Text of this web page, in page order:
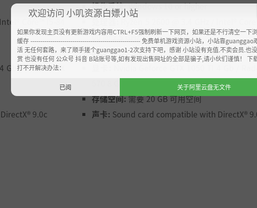
五名对手切磋，展现您精湛的驾驶能力。准备好孤注一掷，用您的赛
的对决。与其他赛车手正面交锋，展示您在公路上的速度与灵活操控。
会。
Core™ I5-84
Gb / Radeon RX
9.0с
操作系统:Windows 10 or higher
Ryzen 5 2600 @ 3.4 GHz / Intel®
00 @ 2.5 GHz
内存:8 GB RAM
Nvidia Geforce GTX 1050 TI 4 Gb /
存储空间:需要 20 GB 可用空间
声卡: Sound card compatible with DirectX®
欢迎访问 小叽资源白嫖小站
如果你发现主页没有更新游戏内容用CTRL+F5强制刷新一下网页，如果还是不行清空一下
缓存 ------------------------------------------------------- 免费单机游戏资源小站，小站靠guanggao
活 无任何套路，来了顺手搓个guanggao1-2次支持下吧，感谢 小站没有充值.不卖会员.也
赏 也没有任何 公众号 抖音 B站账号等,如有发现出售网址的全部是骗子,请小伙们谨慎！ 下
打不开解决办法：
已阅 关于阿里云盘无文件